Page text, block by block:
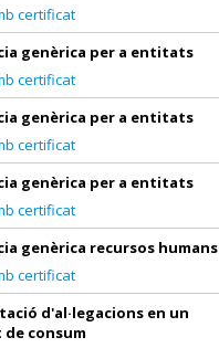
certificat
genèrica per a entitats
certificat
genèrica per a entitats
certificat
genèrica per a entitats
certificat
genèrica recursos humans
certificat
d'al·legacions en un
consum